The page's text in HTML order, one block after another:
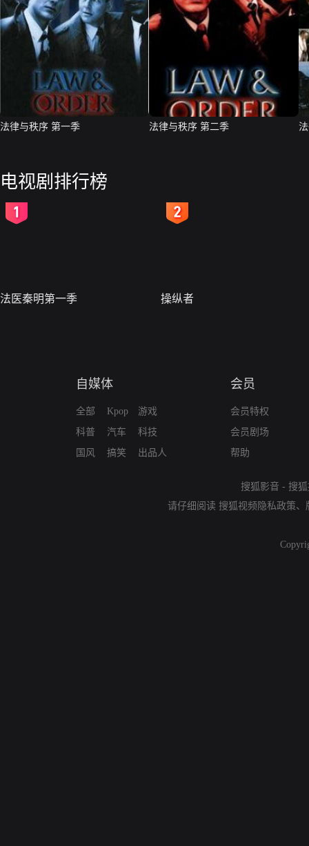
法律与秩序 第一季 法律与秩序 第二季
电视剧排行榜
法医秦明第一季 操纵者
自媒体
全部
科普
国风
Kpop
汽车
搞笑
游戏
科技
出品人
会员
会员特权
会员剧场
帮助
搜狐影音 - 搜
请仔细阅读 搜狐视频隐私政策、